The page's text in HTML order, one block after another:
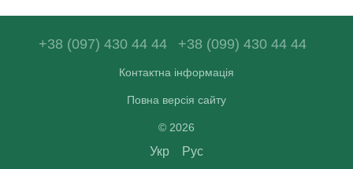
+38 (097) 430 44 44 +38 (099) 430 44 44
Контактна інформація
Повна версія сайту
© 2026
Укр Рус